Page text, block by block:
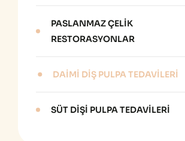
PASLANMAZ ÇELIK
RESTORASYONLAR
DAIMI DIŞ PULPA TEDAVILERI
SÜT DIŞI PULPA TEDAVILERI